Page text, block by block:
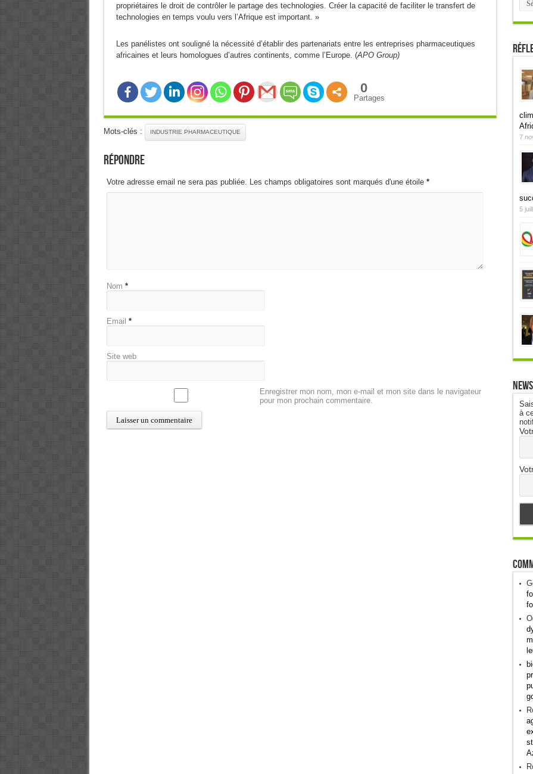
propriétaires le droit de contrôler le partage des technologies. Créer la capacité de faciliter le transfert de
technologies en temps voulu vers l’Afrique est important. »
Les panélistes ont souligné la nécessité d’établir des partenariats entre les entreprises pharmaceutiques
africaines et leurs homologues d’autres continents, comme l’Europe. (APO Group)
0
Partages
Mots-clés : INDUSTRIE PHARMACEUTIQUE
Répondre
Votre adresse email ne sera pas publiée. Les champs obligatoires sont marqués d'une étoile *
Nom *
Email *
Site web
Enregistrer mon nom, mon e-mail et mon site dans le navigateur
pour mon prochain commentaire.
7
5
à